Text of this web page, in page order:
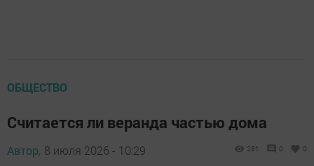
ОБЩЕСТВО
Считается ли веранда частью дома
Автор, 8 июля 2026 - 10:29 281 0 0